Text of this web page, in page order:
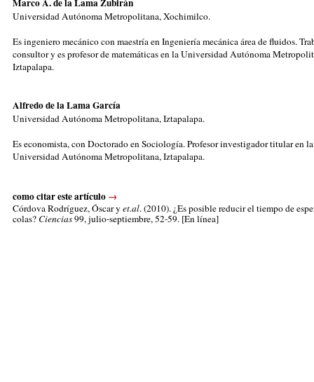
Universidad Autónoma Metropolitana, Xochimilco.
Es ingeniero mecánico con maestría en Ingeniería mecánica área de fluidos.
consultor y es profesor de matemáticas en la Universidad Autónoma
Iztapalapa.
Alfredo de la Lama García
Universidad Autónoma Metropolitana, Iztapalapa.
Es economista, con Doctorado en Sociología. Profesor investigador titular en la
Universidad Autónoma Metropolitana, Iztapalapa.
como citar este artículo →
Córdova Rodríguez, Óscary et.al. (2010). ¿Es posible reducir el tiempo de
colas? Ciencias99, julio-septiembre, 52-59. [En línea]